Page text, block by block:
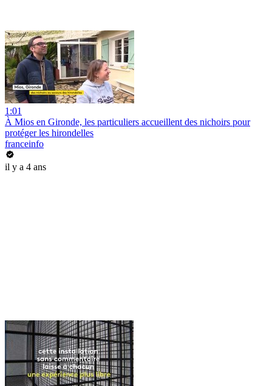
1:01
À Mios en Gironde, les particuliers accueillent des nichoirs pour
protéger les hirondelles
franceinfo
il y a 4 ans